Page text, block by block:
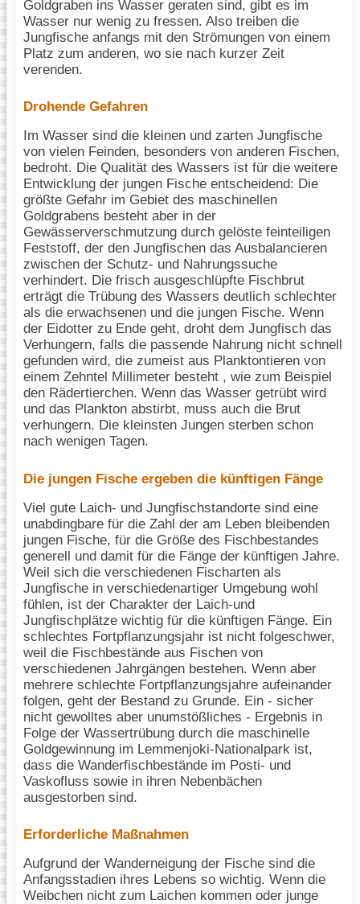
Goldgraben ins Wasser geraten sind, gibt es im
Wasser nur wenig zu fressen. Also treiben die
Jungfische anfangs mit den Strömungen von einem
Platz zum anderen, wo sie nach kurzer Zeit
verenden.
Drohende Gefahren
Im Wasser sind die kleinen und zarten Jungfische
von vielen Feinden, besonders von anderen Fischen,
bedroht. Die Qualität des Wassers ist für die weitere
Entwicklung der jungen Fische entscheidend: Die
größte Gefahr im Gebiet des maschinellen
Goldgrabens besteht aber in der
Gewässerverschmutzung durch gelöste feinteiligen
Feststoff, der den Jungfischen das Ausbalancieren
zwischen der Schutz- und Nahrungssuche
verhindert. Die frisch ausgeschlüpfte Fischbrut
erträgt die Trübung des Wassers deutlich schlechter
als die erwachsenen und die jungen Fische. Wenn
der Eidotter zu Ende geht, droht dem Jungfisch das
Verhungern, falls die passende Nahrung nicht schnell
gefunden wird, die zumeist aus Planktontieren von
einem Zehntel Millimeter besteht , wie zum Beispiel
den Rädertierchen. Wenn das Wasser getrübt wird
und das Plankton abstirbt, muss auch die Brut
verhungern. Die kleinsten Jungen sterben schon
nach wenigen Tagen.
Die jungen Fische ergeben die künftigen Fänge
Viel gute Laich- und Jungfischstandorte sind eine
unabdingbare für die Zahl der am Leben bleibenden
jungen Fische, für die Größe des Fischbestandes
generell und damit für die Fänge der künftigen Jahre.
Weil sich die verschiedenen Fischarten als
Jungfische in verschiedenartiger Umgebung wohl
fühlen, ist der Charakter der Laich-und
Jungfischplätze wichtig für die künftigen Fänge. Ein
schlechtes Fortpflanzungsjahr ist nicht folgeschwer,
weil die Fischbestände aus Fischen von
verschiedenen Jahrgängen bestehen. Wenn aber
mehrere schlechte Fortpflanzungsjahre aufeinander
folgen, geht der Bestand zu Grunde. Ein - sicher
nicht gewolltes aber unumstößliches - Ergebnis in
Folge der Wassertrübung durch die maschinelle
Goldgewinnung im Lemmenjoki-Nationalpark ist,
dass die Wanderfischbestände im Posti- und
Vaskofluss sowie in ihren Nebenbächen
ausgestorben sind.
Erforderliche Maßnahmen
Aufgrund der Wanderneigung der Fische sind die
Anfangsstadien ihres Lebens so wichtig. Wenn die
Weibchen nicht zum Laichen kommen oder junge